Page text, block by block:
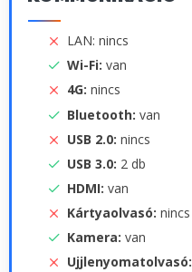
LAN: nincs
Wi-Fi: van
4G: nincs
Bluetooth: van
USB 2.0: nincs
USB 3.0: 2 db
HDMI: van
Kártyaolvasó: nincs
Kamera: van
Ujjlenyomatolvasó: